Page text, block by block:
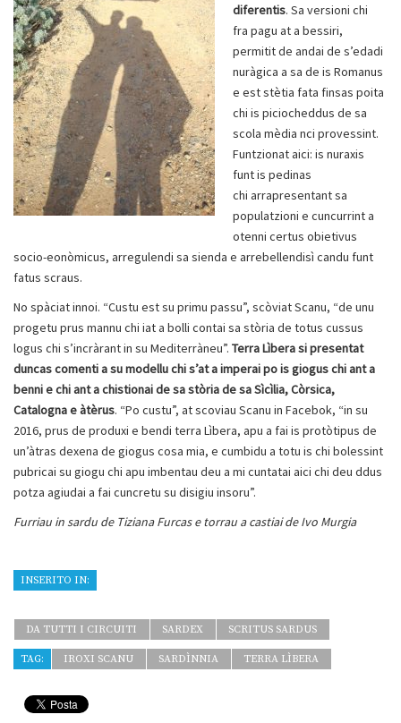
diferentis. Sa versioni chi
fra pagu at a bessiri,
permitit de andai de s’edadi
nuràgica a sa de is Romanus
e est stètia fata finsas poita
chi is piciocheddus de sa
scola mèdia nci provessint.
Funtzionat aici: is nuraxis
funt is pedinas
chi arrapresentant sa
populatzioni e cuncurrint a
otenni certus obietivus
socio-eonòmicus, arregulendi sa sienda e arrebellendisì candu funt
fatus scraus.
No spàciat innoi. “Custu est su primu passu”, scòviat Scanu, “de unu
progetu prus mannu chi iat a bolli contai sa stòria de totus cussus
logus chi s’incràrant in su Mediterràneu”. Terra Lìbera si presentat
duncas comenti a su modellu chi s’at a imperai po is giogus chi ant a
benni e chi ant a chistionai de sa stòria de sa Sìcìlia, Còrsica,
Catalogna e àtèrus. “Po custu”, at scoviau Scanu in Facebok, “in su
2016, prus de produxi e bendi terra Lìbera, apu a fai is protòtipus de
un’àtras dexena de giogus cosa mia, e cumbidu a totu is chi bolessint
pubricai su giogu chi apu imbentau deu a mi cuntatai aici chi deu ddus
potza agiudai a fai cuncretu su disigiu insoru”.
Furriau in sardu de Tiziana Furcas e torrau a castiai de Ivo Murgia
INSERITO IN:
DA TUTTI I CIRCUITI SARDEX SCRITUS SARDUS
TAG: IROXI SCANU SARDÌNNIA TERRA LÌBERA